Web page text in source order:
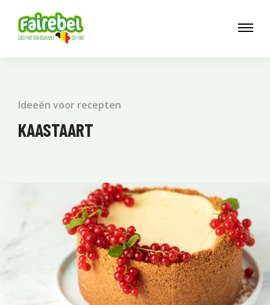
Ideeën voor recepten
KAASTAART